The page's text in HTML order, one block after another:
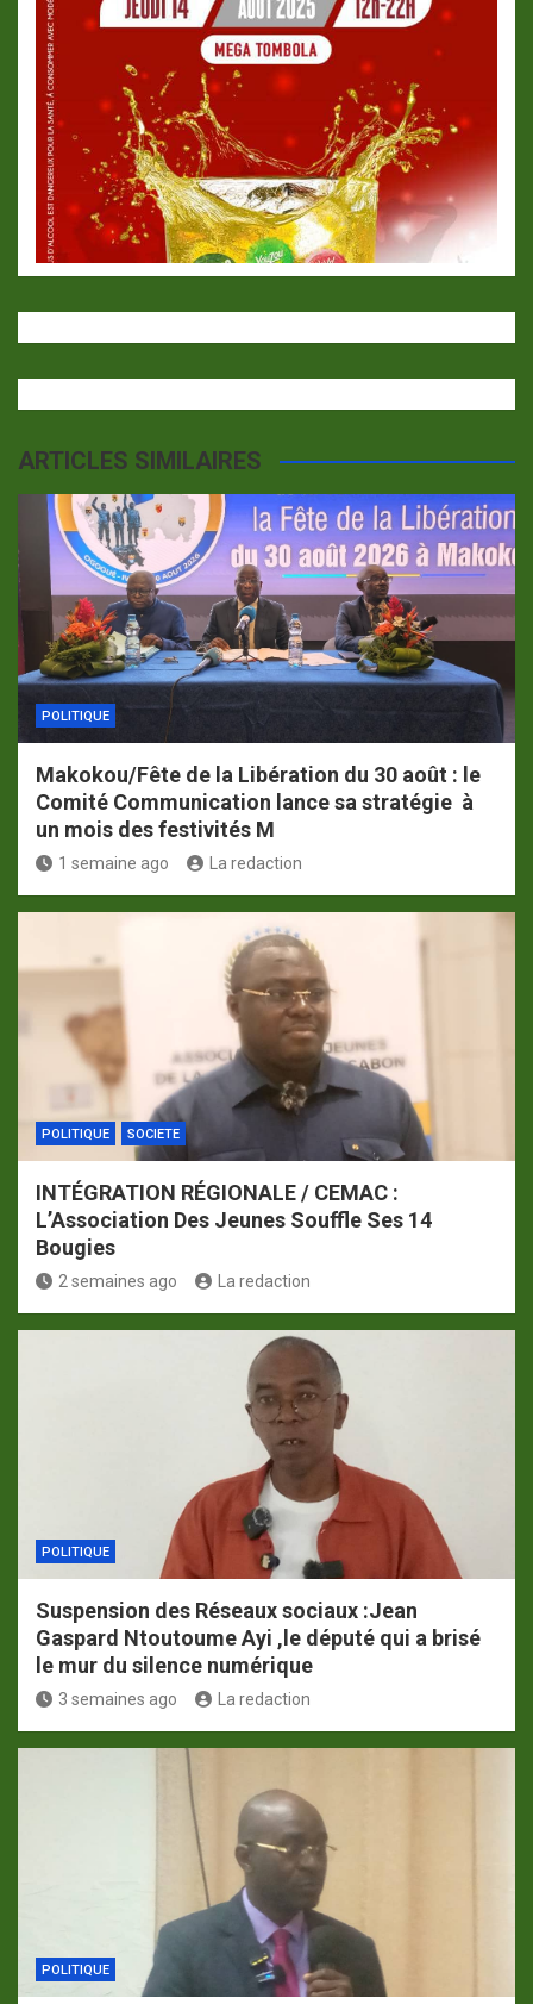
ARTICLES SIMILAIRES
POLITIQUE
Makokou/Fête de la Libération du 30 août : le
Comité Communication lance sa stratégie à
un mois des festivités M
1 semaine ago La redaction
POLITIQUE SOCIETE
INTÉGRATION RÉGIONALE / CEMAC :
L’Association Des Jeunes Souffle Ses 14
Bougies
2 semaines ago La redaction
POLITIQUE
Suspension des Réseaux sociaux :Jean
Gaspard Ntoutoume Ayi ,le député qui a brisé
le mur du silence numérique
3 semaines ago La redaction
POLITIQUE